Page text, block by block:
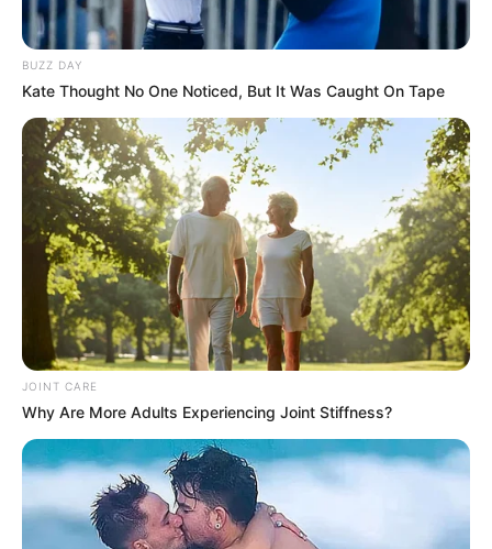
Participe do nosso grupo do
WhatsApp!
Fique informado em tempo real sobre as principais
notícias de Paraguaçu Paulista e região
Clique aqui para entrar no grupo
BUZZ DAY
Kate Thought No One Noticed, But It Was Caught On Tape
JOINT CARE
Why Are More Adults Experiencing Joint Stiffness?